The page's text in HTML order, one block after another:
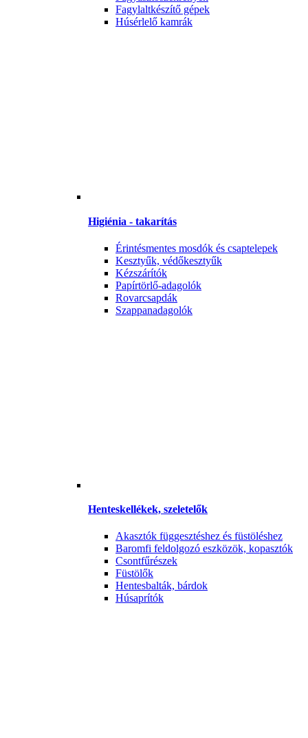
Fagylaltkészítő gépek
Húsérlelő kamrák
Higiénia - takarítás
Érintésmentes mosdók és csaptelepek
Kesztyűk, védőkesztyűk
Kézszárítók
Papírtörlő-adagolók
Rovarcsapdák
Szappanadagolók
Henteskellékek, szeletelők
Akasztók függesztéshez és füstöléshez
Baromfi feldolgozó eszközök, kopasztók
Csontfűrészek
Füstölők
Hentesbalták, bárdok
Húsaprítók